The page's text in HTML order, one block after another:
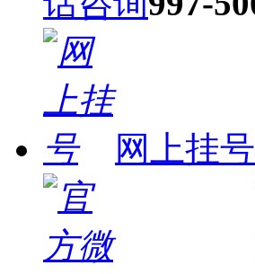
网上挂号